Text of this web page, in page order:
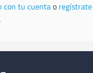
con tu cuentao regístrate